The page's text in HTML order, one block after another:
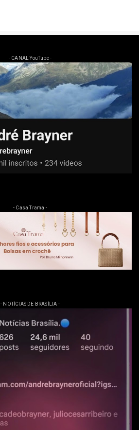
- CANAL YouTube -
- Casa Trama -
- NOTÍCIAS DE BRASÍLIA -